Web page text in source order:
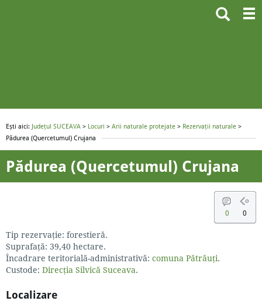
Ești aici: Județul SUCEAVA > Locuri > Arii naturale protejate > Rezervații naturale >
Pădurea (Quercetumul) Crujana
Pădurea (Quercetumul) Crujana
0 0
Tip rezervaţie: forestieră.
Suprafaţă: 39,40 hectare.
Încadrare teritorială-administrativă: comuna Pătrăuţi.
Custode: Direcția Silvică Suceava.
Localizare